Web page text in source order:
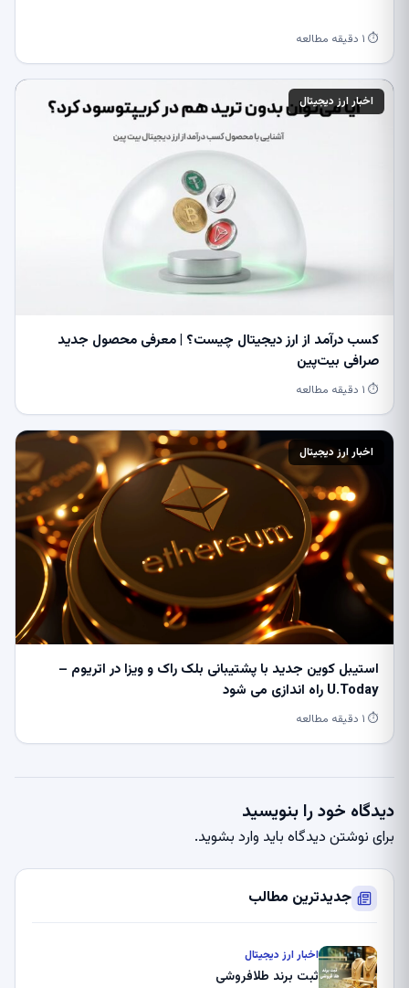
⏱ ۱ دقیقه مطالعه
اخبار ارز دیجیتال
کسب درآمد از ارز دیجیتال چیست؟ | معرفی محصول جدید
صرافی بیت‌پین
⏱ ۱ دقیقه مطالعه
اخبار ارز دیجیتال
استیبل کوین جدید با پشتیبانی بلک راک و ویزا در اتریوم –
U.Today راه اندازی می شود
⏱ ۱ دقیقه مطالعه
دیدگاه خود را بنویسید
برای نوشتن دیدگاه باید وارد بشوید.
جدیدترین مطالب
اخبار ارز دیجیتال
ثبت برند طلافروشی